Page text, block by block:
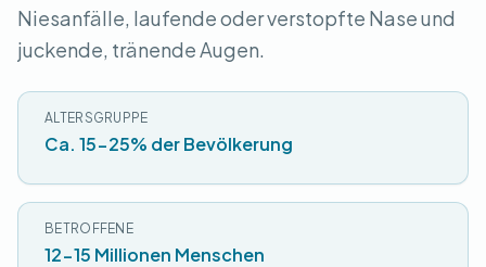
Niesanfälle, laufende oder verstopfte Nase und
juckende, tränende Augen.
ALTERSGRUPPE
Ca. 15-25% der Bevölkerung
BETROFFENE
12-15 Millionen Menschen